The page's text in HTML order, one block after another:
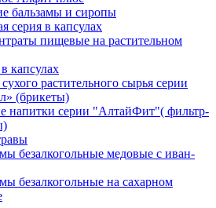
бальзамы и сиропы
серия в капсулах
пищевые на растительном
капсулах
растительного сырья серии
(брикеты)
напитки серии "АлтайФит"( фильтр-
безалкогольные медовые с иван-
безалкогольные на сахарном